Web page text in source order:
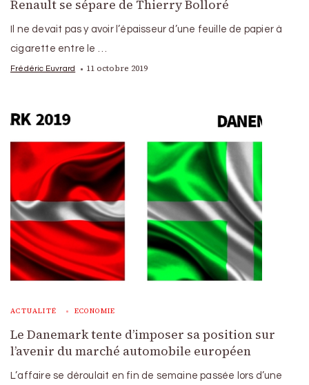
Renault se sépare de Thierry Bolloré
Il ne devait pas y avoir l’épaisseur d’une feuille de papier à
cigarette entre le …
Frédéric Euvrard 11 octobre 2019
ACTUALITÉ ECONOMIE
Le Danemark tente d’imposer sa position sur
l’avenir du marché automobile européen
L’affaire se déroulait en fin de semaine passée lors d’une